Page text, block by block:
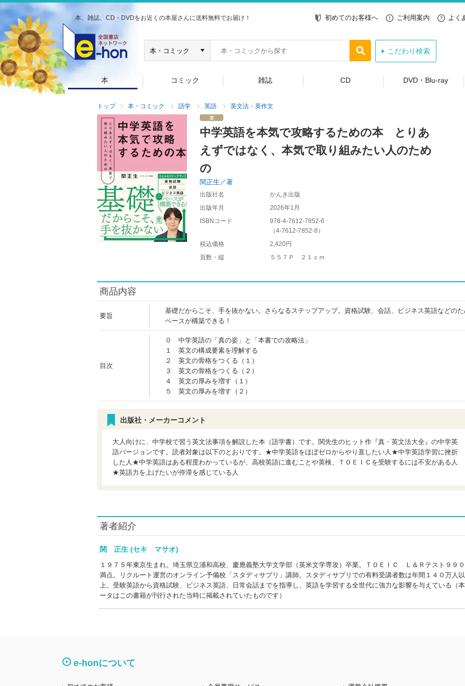
本、雑誌、CD・DVDをお近くの本屋さんに送料無料でお届け！ 初めてのお客様へ ご利用案内 よく
こだわり検索
本 コミック 雑誌 CD DVD・Blu-ray
トップ 本・コミック 語学 英語 英文法・英作文
中学英語を本気で攻略するための本 とりあ
えずではなく、本気で取り組みたい人のため
の
関正生／著
出版社名
かんき出版
出版年月
2026年1月
ISBNコード
978-4-7612-7852-6
（4-7612-7852-8 ）
税込価格
2,420円
頁数・縦
５５７Ｐ ２１ｃｍ
商品内容
要旨
基礎だからこそ、手を抜かない。さらなるステップアップ。資格試験、会話、ビジネス英語などの
ベースが構築できる！
目次
０ 中学英語の「真の姿」と「本書での攻略法」
１ 英文の構成要素を理解する
２ 英文の骨格をつくる（１）
３ 英文の骨格をつくる（２）
４ 英文の厚みを増す（１）
５ 英文の厚みを増す（２）
出版社・メーカーコメント
大人向けに、中学校で習う英文法事項を解説した本（語学書）です。関先生のヒット作『真・英文法大全』の中学英
語バージョンです。読者対象は以下のとおりです。★中学英語をほぼゼロからやり直したい人★中学英語学習に挫折
した人★中学英語はある程度わかっているが、高校英語に進むことや英検、ＴＯＥＩＣを受験するには不安がある人
★英語力を上げたいが停滞を感じている人
著者紹介
関 正生 (セキ マサオ)
１９７５年東京生まれ。埼玉県立浦和高校、慶應義塾大学文学部（英米文学専攻）卒業。ＴＯＥＩＣ Ｌ＆Ｒテスト９９
満点。リクルート運営のオンライン予備校「スタディサプリ」講師。スタディサプリでの有料受講者数は年間１４０万人以
上。受験英語から資格試験、ビジネス英語、日常会話までを指導し、英語を学習する全世代に強力な影響を与えている（
ータはこの書籍が刊行された当時に掲載されていたものです）
e-honについて